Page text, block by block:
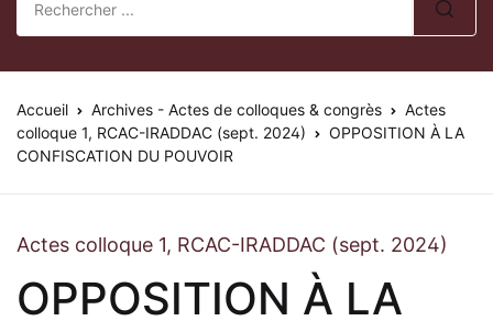
Actes de
Revue Hybrides Comité
Soumission
Frais de
Actualités
Se souvenir de
Se Connecter
Accueil Archives - Actes de colloques & congrès
Actes
colloque 1, RCAC-IRADDAC (sept. 2024)
OPPOSITION À LA
CONFISCATION DU POUVOIR
Actes colloque 1, RCAC-IRADDAC (sept. 2024)
OPPOSITION À LA